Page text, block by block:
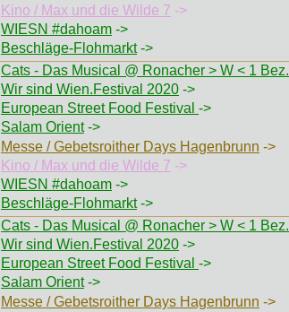
Kino / Max und die Wilde 7 ->
WIESN #dahoam ->
Beschläge-Flohmarkt->
Cats - Das Musical @ Ronacher > W < 1 Bez.
Wir sind Wien.Festival 2020 ->
European Street Food Festival ->
Salam Orient->
Messe / Gebetsroither Days Hagenbrunn ->
Kino / Max und die Wilde 7 ->
WIESN #dahoam ->
Beschläge-Flohmarkt->
Cats - Das Musical @ Ronacher > W < 1 Bez.
Wir sind Wien.Festival 2020 ->
European Street Food Festival ->
Salam Orient->
Messe / Gebetsroither Days Hagenbrunn ->